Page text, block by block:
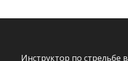
Инструктор по стрельбе в